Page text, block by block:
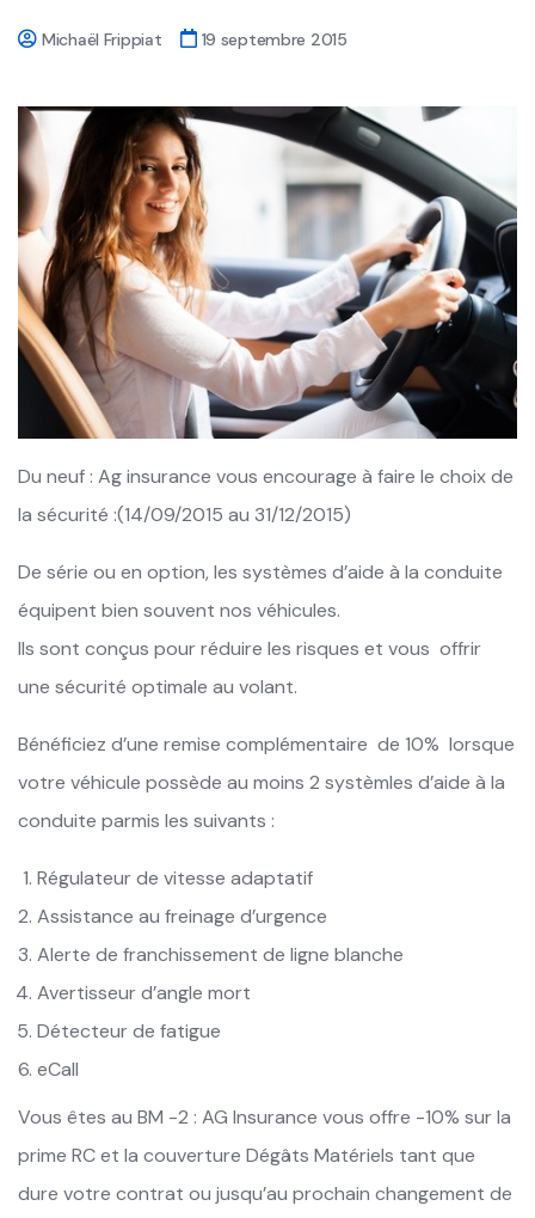
Michaël Frippiat 19 septembre 2015
Du neuf : Ag insurance vous encourage à faire le choix de
la sécurité :(14/09/2015 au 31/12/2015)
De série ou en option, les systèmes d’aide à la conduite
équipent bien souvent nos véhicules.
Ils sont conçus pour réduire les risques et vous offrir
une sécurité optimale au volant.
Bénéficiez d’une remise complémentaire de 10% lorsque
votre véhicule possède au moins 2 systèmles d’aide à la
conduite parmis les suivants :
Régulateur de vitesse adaptatif
Assistance au freinage d’urgence
Alerte de franchissement de ligne blanche
Avertisseur d’angle mort
Détecteur de fatigue
eCall
Vous êtes au BM -2 : AG Insurance vous offre -10% sur la
prime RC et la couverture Dégâts Matériels tant que
dure votre contrat ou jusqu’au prochain changement de